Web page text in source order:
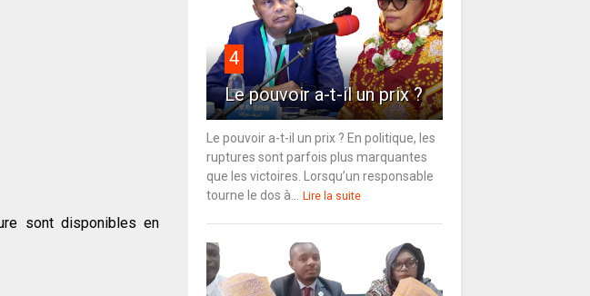
sont disponibles en
4
Le pouvoir a-t-il un prix ?
Le pouvoir a-t-il un prix ? En politique, les
ruptures sont parfois plus marquantes
que les victoires. Lorsqu’un responsable
tourne le dos à...
Lire la suite